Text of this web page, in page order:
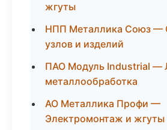
жгуты
НПП Металлика Союз —
узлов и изделий
ПАО Модуль Industrial —
металлообработка
АО Металлика Профи —
Электромонтаж и жгуты